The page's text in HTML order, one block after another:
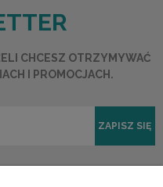
CHCESZ OTRZYMYWAĆ
I PROMOCJACH.
ZAPISZ SIĘ